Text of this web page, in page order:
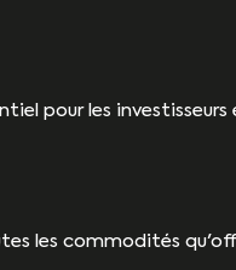
pour les investisseurs
les commodités